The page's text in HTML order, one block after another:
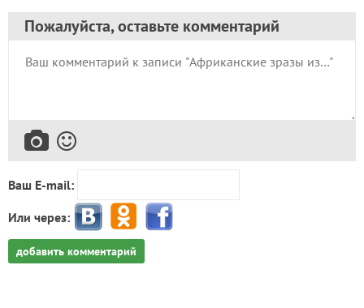
Пожалуйста, оставьте комментарий
Ваш E-mail:
Или через:
добавить комментарий